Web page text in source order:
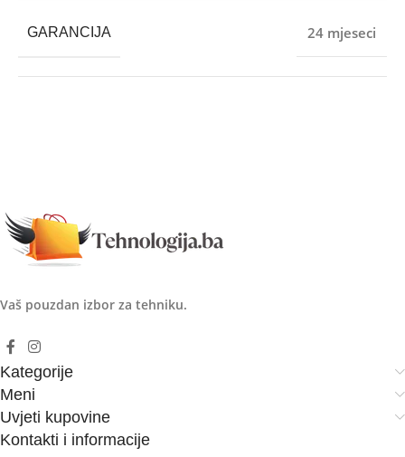
GARANCIJA 24 mjeseci
Vaš pouzdan izbor za tehniku.
Kategorije
Meni
Uvjeti kupovine
Kontakti i informacije